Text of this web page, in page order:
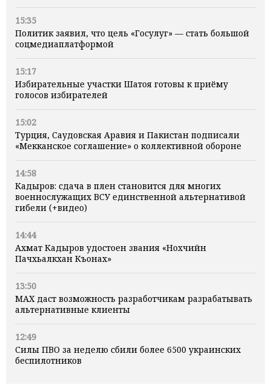
15:35
Политик заявил, что цель «Госулуг» — стать большой
соцмедиаплатформой
15:17
Избирательные участки Шатоя готовы к приёму
голосов избирателей
15:02
Турция, Саудовская Аравия и Пакистан подписали
«Мекканское соглашение» о коллективной обороне
14:58
Кадыров: сдача в плен становится для многих
военнослужащих ВСУ единственной альтернативой
гибели (+видео)
14:44
Ахмат Кадыров удостоен звания «Нохчийн
Пачхьалкхан Къонах»
13:50
MAX даст возможность разработчикам разрабатывать
альтернативные клиенты
12:49
Силы ПВО за неделю сбили более 6500 украинских
беспилотников